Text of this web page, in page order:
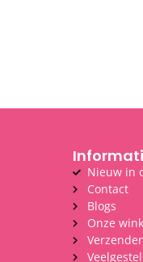
Nieuw in
Contact
Blogs
Onze